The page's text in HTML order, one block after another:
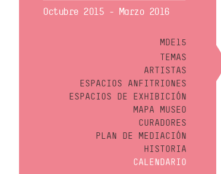
Octubre 2015 - Marzo 2016
MDE15
TEMAS
ARTISTAS
ESPACIOS ANFITRIONES
ESPACIOS DE EXHIBICIÓN
MAPA MUSEO
CURADORES
PLAN DE MEDIACIÓN
HISTORIA
CALENDARIO